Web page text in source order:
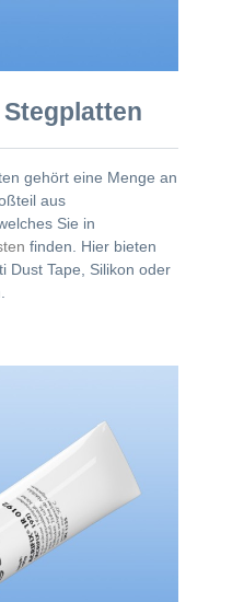
gehört eine Menge an
aus
Sie in
finden. Hier bieten
Dust Tape, Silikon oder